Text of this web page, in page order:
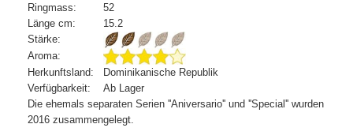
Ringmass:
52
Länge cm:
15.2
Stärke:
Aroma:
Herkunftsland:
Dominikanische Republik
Verfügbarkeit:
Ab Lager
Die ehemals separaten Serien ''Aniversario'' und ''Special'' wurden
2016 zusammengelegt.